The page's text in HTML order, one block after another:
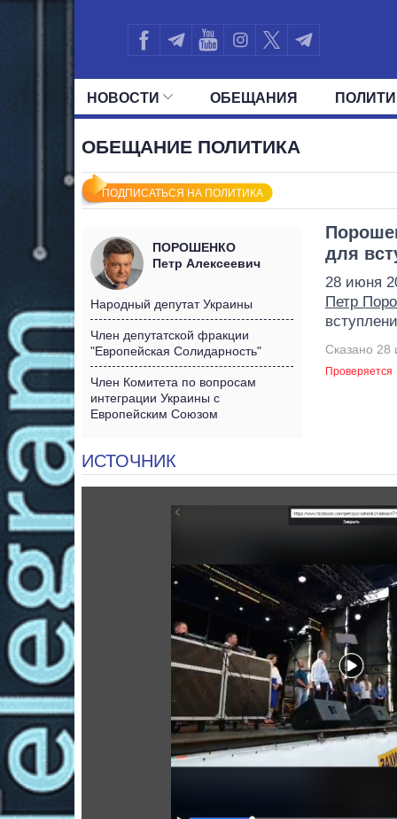
НОВОСТИ ОБЕЩАНИЯ
ОБЕЩАНИЕ ПОЛИТИКА
ПОДПИСАТЬСЯ НА ПОЛИТИКА
ПОРОШЕНКО
Петр Алексеевич
Народный депутат Украины
Член депутатской фракции
"Европейская Солидарность"
Член Комитета по вопросам
интеграции Украины с
Европейским Союзом
для
28 июня
Петр
Сказано 28
Проверяется
ИСТОЧНИК